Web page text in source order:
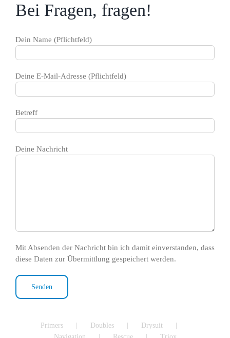
Bei Fragen, fragen!
Dein Name (Pflichtfeld)
Deine E-Mail-Adresse (Pflichtfeld)
Betreff
Deine Nachricht
Mit Absenden der Nachricht bin ich damit einverstanden, dass
diese Daten zur Übermittlung gespeichert werden.
Primers Doubles
Drysuit